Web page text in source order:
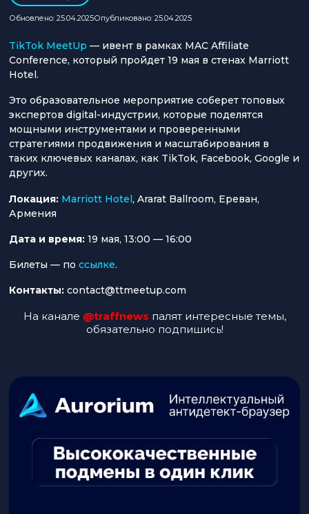
Обновлено: 25.04.2025Опубликовано: 25.04.2025
TikTok MeetUp — ивент в рамках MAC Affiliate
Conference, который пройдет 19 мая в стенах Marriott
Hotel.
Это образовательное мероприятие соберет топовых
экспертов digital-индустрии, которые поделятся
мощными инструментами и проверенными
стратегиями продвижения и масштабирования в
таких ключевых каналах, как TikTok, Facebook, Google и
других.
Локация: Marriott Hotel, Ararat Ballroom, Ереван,
Армения
Дата и время: 19 мая, 13:00 — 16:00
Билеты — по ссылке.
Контакты: contact@ttmeetup.com
На канале @traffnews палят интересные темы,
обязательно подпишись!